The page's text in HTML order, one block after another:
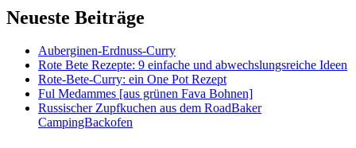
Neueste Beiträge
Auberginen-Erdnuss-Curry
Rote Bete Rezepte: 9 einfache und abwechslungsreiche Ideen
Rote-Bete-Curry: ein One Pot Rezept
Ful Medammes [aus grünen Fava Bohnen]
Russischer Zupfkuchen aus dem RoadBaker
CampingBackofen